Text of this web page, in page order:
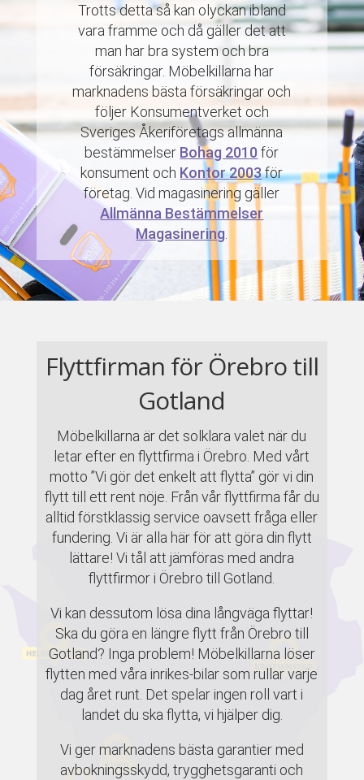
Trotts detta så kan olyckan ibland
vara framme och då gäller det att
man har bra system och bra
försäkringar. Möbelkillarna har
marknadens bästa försäkringar och
följer Konsumentverket och
Sveriges Åkeriföretags allmänna
bestämmelser Bohag 2010 för
konsument och Kontor 2003för
företag. Vid magasinering gäller
Allmänna Bestämmelser
Magasinering
Flyttfirman för Örebro till
Gotland
Möbelkillarna är det solklara valet när du
letar efter en flyttfirma i Örebro. Med vårt
motto ”Vi gör det enkelt att flytta” gör vi din
flytt till ett rent nöje. Från vår flyttfirma får du
alltid förstklassig service oavsett fråga eller
fundering. Vi är alla här för att göra din flytt
lättare! Vi tål att jämföras med andra
flyttfirmor i Örebro till Gotland.
Vi kan dessutom lösa dina långväga flyttar!
Ska du göra en längre flytt från Örebro till
Gotland? Inga problem! Möbelkillarna löser
flytten med våra inrikes-bilar som rullar varje
dag året runt. Det spelar ingen roll vart i
landet du ska flytta, vi hjälper dig.
Vi ger marknadens bästa garantier med
avbokningsskydd, trygghetsgaranti och